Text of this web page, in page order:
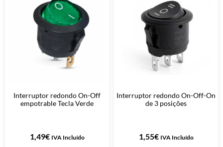
Interruptor redondo On-Off
empotrable Tecla Verde
1,49€ IVA Incluído
Interruptor redondo On-Off-On
de 3 posições
1,55€ IVA Incluído